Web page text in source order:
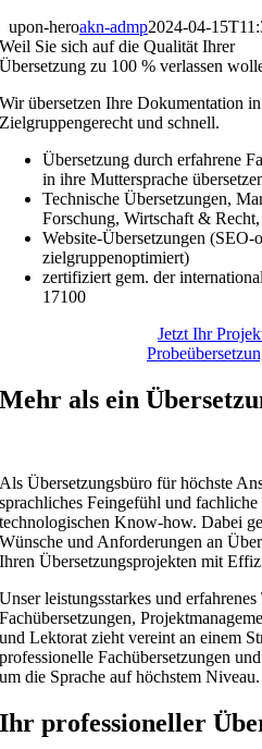
upon-heroakn-admp2024-04-
Weil Sie sich auf die Qualität Ihrer
Übersetzung zu 100 % verlassen
Wir übersetzen Ihre Dokumentation
Zielgruppengerecht und schnell.
Übersetzung durch erfahrene
in ihre Muttersprache
Technische Übersetzungen,
Forschung, Wirtschaft &
Website-Übersetzungen (SEO-
zielgruppenoptimiert)
zertifiziert gem. der
17100
Jetzt Ihr
Mehr als ein
Als Übersetzungsbüro für höchste
sprachliches Feingefühl und
technologischen Know-how. Dabei
Wünsche und Anforderungen an
Ihren Übersetzungsprojekten mit
Unser leistungsstarkes und
Fachübersetzungen,
und Lektorat zieht vereint an einem
professionelle Fachübersetzungen
um die Sprache auf höchstem Niveau.
Ihr professioneller